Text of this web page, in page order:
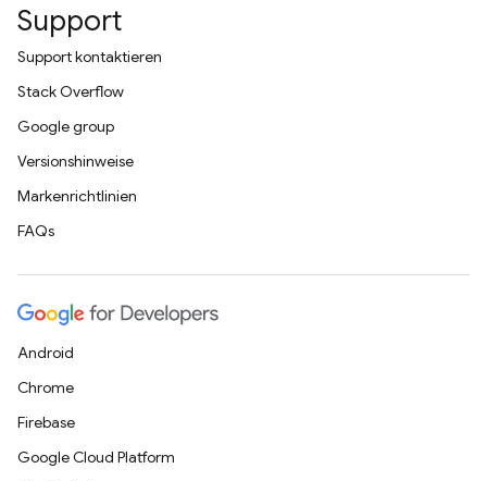
Support
Support kontaktieren
Stack Overflow
Google group
Versionshinweise
Markenrichtlinien
FAQs
Android
Chrome
Firebase
Google Cloud Platform